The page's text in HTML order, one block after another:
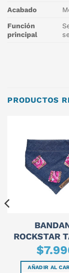
Acabado
Función
principal
PRODUCTOS
ROCKSTAR
$
AÑADIR AL